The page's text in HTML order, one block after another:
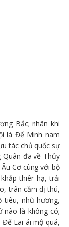
Bắc; nhân khi
là Đế Minh nam
tác chủ quốc sự
Quân đã về Thủy
Cơ cùng với bộ
thiên hạ, trải
trân cầm dị thú,
tiêu, nhũ hương,
nào là không có;
Đế Lai ái mộ quá,